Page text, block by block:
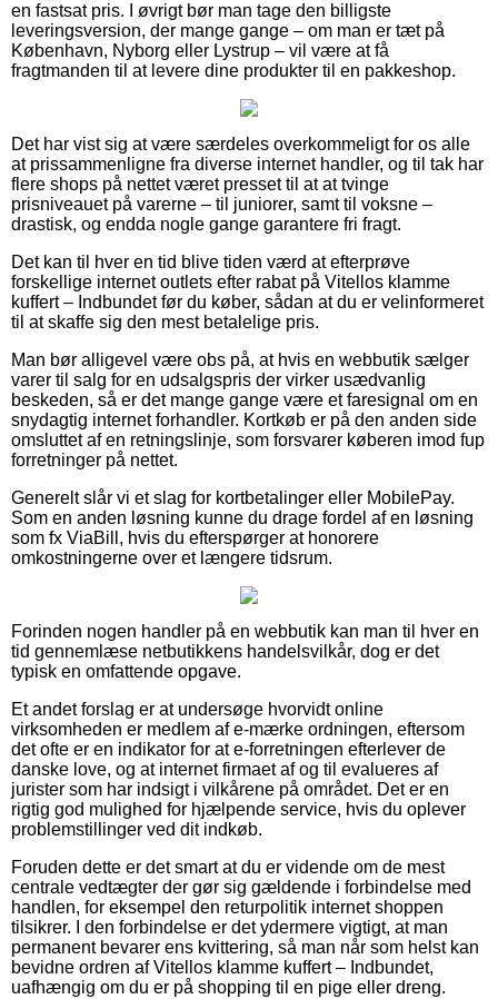
en fastsat pris. I øvrigt bør man tage den billigste
leveringsversion, der mange gange – om man er tæt på
København, Nyborg eller Lystrup – vil være at få
fragtmanden til at levere dine produkter til en pakkeshop.
Det har vist sig at være særdeles overkommeligt for os alle
at prissammenligne fra diverse internet handler, og til tak har
flere shops på nettet været presset til at at tvinge
prisniveauet på varerne – til juniorer, samt til voksne –
drastisk, og endda nogle gange garantere fri fragt.
Det kan til hver en tid blive tiden værd at efterprøve
forskellige internet outlets efter rabat på Vitellos klamme
kuffert – Indbundet før du køber, sådan at du er velinformeret
til at skaffe sig den mest betalelige pris.
Man bør alligevel være obs på, at hvis en webbutik sælger
varer til salg for en udsalgspris der virker usædvanlig
beskeden, så er det mange gange være et faresignal om en
snydagtig internet forhandler. Kortkøb er på den anden side
omsluttet af en retningslinje, som forsvarer køberen imod fup
forretninger på nettet.
Generelt slår vi et slag for kortbetalinger eller MobilePay.
Som en anden løsning kunne du drage fordel af en løsning
som fx ViaBill, hvis du efterspørger at honorere
omkostningerne over et længere tidsrum.
Forinden nogen handler på en webbutik kan man til hver en
tid gennemlæse netbutikkens handelsvilkår, dog er det
typisk en omfattende opgave.
Et andet forslag er at undersøge hvorvidt online
virksomheden er medlem af e-mærke ordningen, eftersom
det ofte er en indikator for at e-forretningen efterlever de
danske love, og at internet firmaet af og til evalueres af
jurister som har indsigt i vilkårene på området. Det er en
rigtig god mulighed for hjælpende service, hvis du oplever
problemstillinger ved dit indkøb.
Foruden dette er det smart at du er vidende om de mest
centrale vedtægter der gør sig gældende i forbindelse med
handlen, for eksempel den returpolitik internet shoppen
tilsikrer. I den forbindelse er det ydermere vigtigt, at man
permanent bevarer ens kvittering, så man når som helst kan
bevidne ordren af Vitellos klamme kuffert – Indbundet,
uafhængig om du er på shopping til en pige eller dreng.